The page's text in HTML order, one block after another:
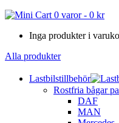
0 varor- 0 kr
Inga produkter i
Alla produkter
Lastbilstillbehör
Rostfria bågar
DAF
MAN